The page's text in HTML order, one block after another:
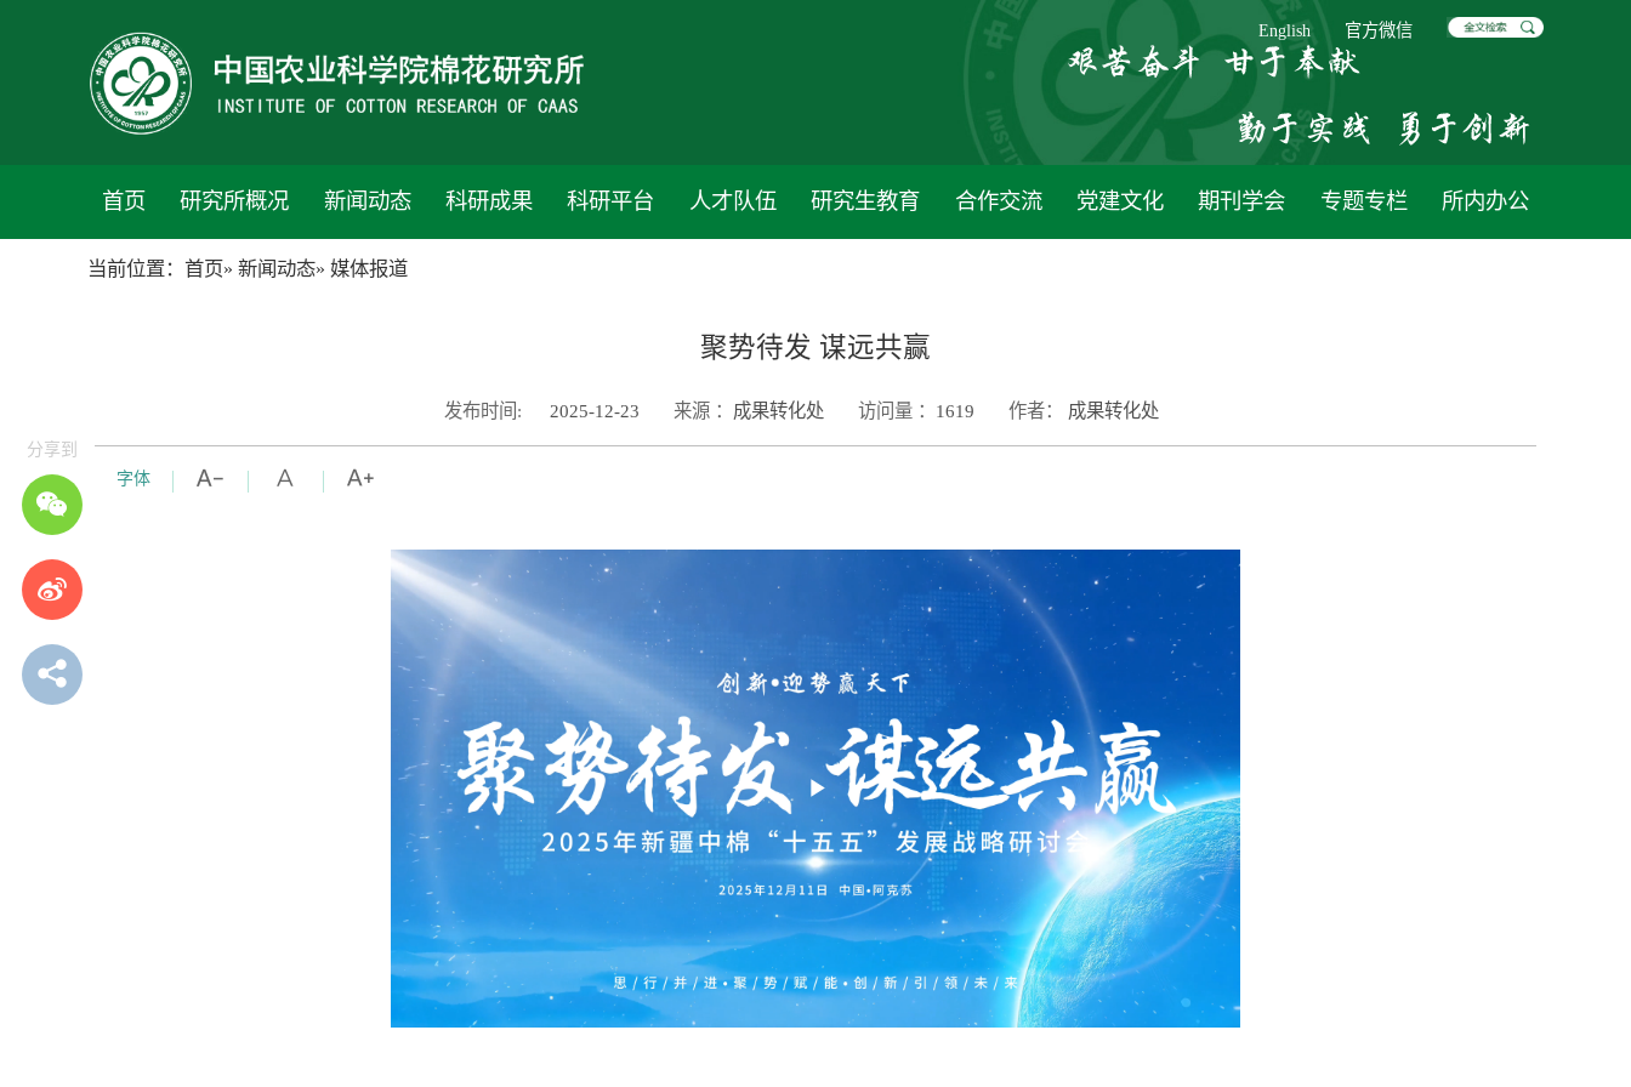
English 官方微信
首页 研究所概况 新闻动态 科研成果 科研平台 人才队伍 研究生教育 合作交流 党建文化 期刊学会 专题专栏 所内办公
当前位置： 首页» 新闻动态» 媒体报道
聚势待发 谋远共赢
发布时间: 2025-12-23 来源 ： 成果转化处 访问量 ： 1619 作者： 成果转化处
字体
分享到
Play
Video